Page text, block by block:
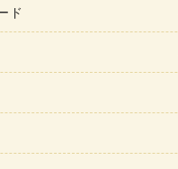
ド